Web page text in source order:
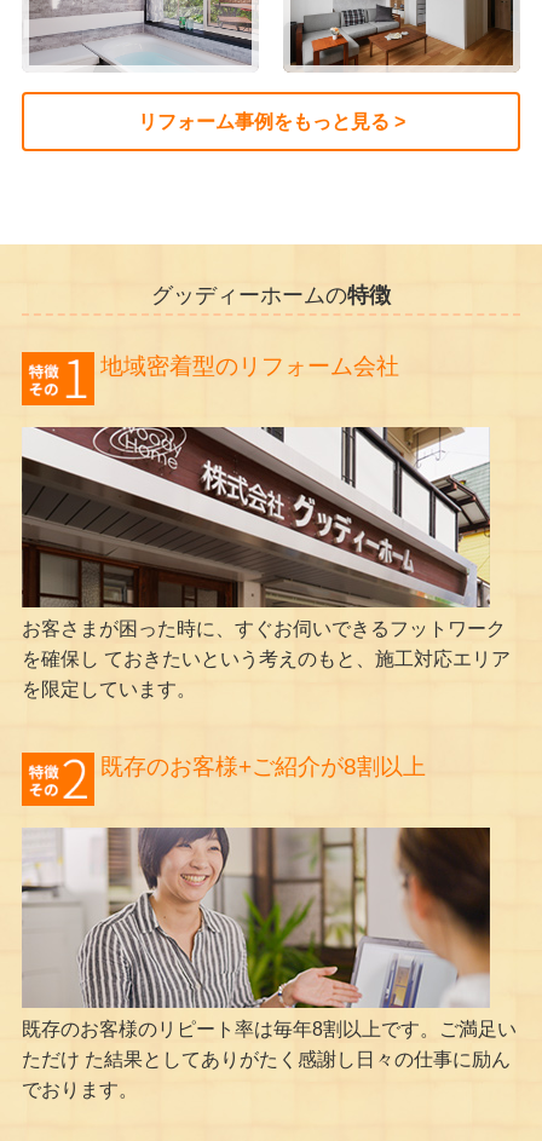
リフォーム事例をもっと見る >
グッディーホームの特徴
地域密着型のリフォーム会社
お客さまが困った時に、すぐお伺いできるフットワーク
を確保し ておきたいという考えのもと、施工対応エリア
を限定しています。
既存のお客様+ご紹介が8割以上
既存のお客様のリピート率は毎年8割以上です。ご満足い
ただけ た結果としてありがたく感謝し日々の仕事に励ん
でおります。